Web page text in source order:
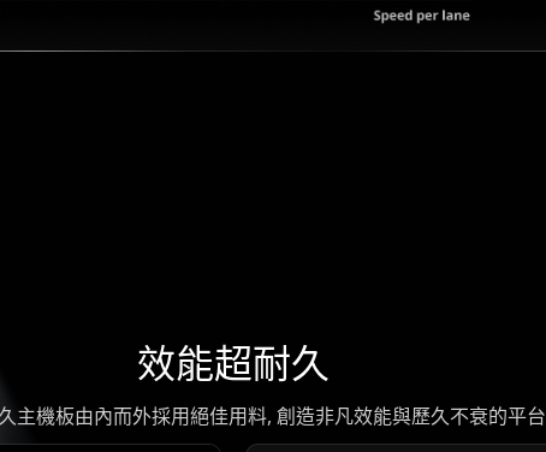
效能超耐久
主機板由內而外採用絕佳用料, 創造非凡效能與歷久不衰的平台